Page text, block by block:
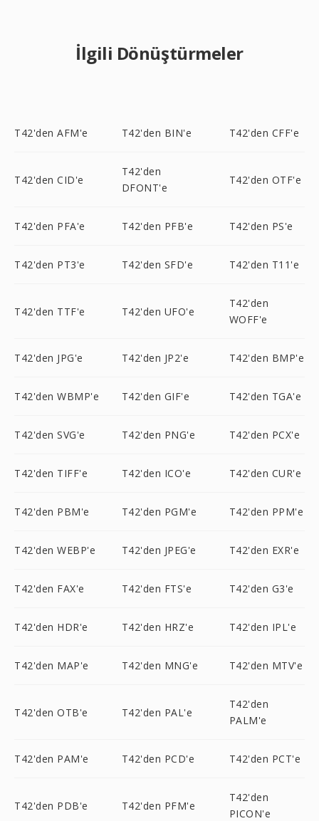
İlgili Dönüştürmeler
T42'den AFM'e T42'den BIN'e T42'den CFF'e
T42'den CID'e
T42'den
DFONT'e
T42'den OTF'e
T42'den PFA'e T42'den PFB'e T42'den PS'e
T42'den PT3'e T42'den SFD'e T42'den T11'e
T42'den TTF'e T42'den UFO'e
T42'den
WOFF'e
T42'den JPG'e T42'den JP2'e T42'den BMP'e
T42'den WBMP'e T42'den GIF'e T42'den TGA'e
T42'den SVG'e T42'den PNG'e T42'den PCX'e
T42'den TIFF'e T42'den ICO'e T42'den CUR'e
T42'den PBM'e T42'den PGM'e T42'den PPM'e
T42'den WEBP'e T42'den JPEG'e T42'den EXR'e
T42'den FAX'e T42'den FTS'e T42'den G3'e
T42'den HDR'e T42'den HRZ'e T42'den IPL'e
T42'den MAP'e T42'den MNG'e T42'den MTV'e
T42'den OTB'e T42'den PAL'e
T42'den
PALM'e
T42'den PAM'e T42'den PCD'e T42'den PCT'e
T42'den PDB'e T42'den PFM'e
T42'den
PICON'e